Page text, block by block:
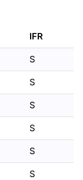
IFR
S
S
S
S
S
S